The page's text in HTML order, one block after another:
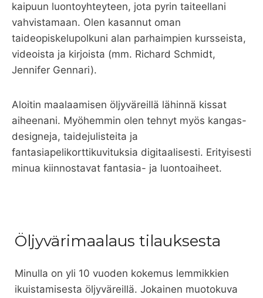
kaipuun luontoyhteyteen, jota pyrin taiteellani
vahvistamaan. Olen kasannut oman
taideopiskelupolkuni alan parhaimpien kursseista,
videoista ja kirjoista (mm. Richard Schmidt,
Jennifer Gennari).
Aloitin maalaamisen öljyväreillä lähinnä kissat
aiheenani. Myöhemmin olen tehnyt myös kangas-
designeja, taidejulisteita ja
fantasiapelikorttikuvituksia digitaalisesti. Erityisesti
minua kiinnostavat fantasia- ja luontoaiheet.
Öljyvärimaalaus tilauksesta
Minulla on yli 10 vuoden kokemus lemmikkien
ikuistamisesta öljyväreillä. Jokainen muotokuva